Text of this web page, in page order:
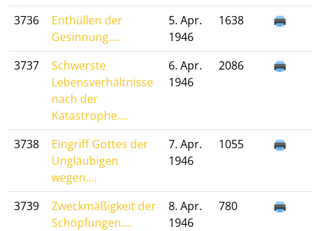
3736
Enthüllen der
Gesinnung....
5. Apr.
1946
1638
3737
Schwerste
Lebensverhältnisse
nach der
Katastrophe....
6. Apr.
1946
2086
3738
Eingriff Gottes der
Ungläubigen
wegen....
7. Apr.
1946
1055
3739
Zweckmäßigkeit der
Schöpfungen....
8. Apr.
1946
780